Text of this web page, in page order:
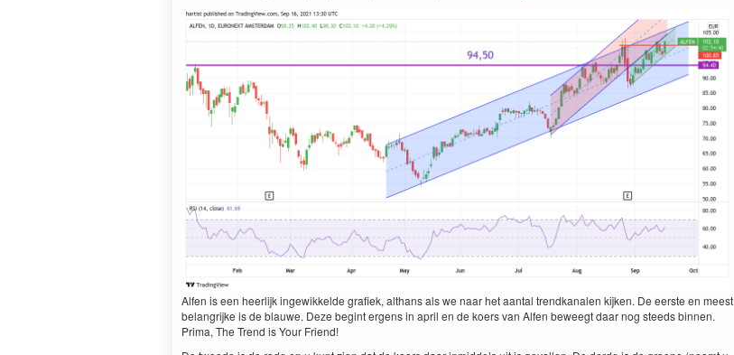
Alfen is een heerlijk ingewikkelde grafiek, althans als we naar het aantal trendkanalen kijken. De eerste en meest
belangrijke is de blauwe. Deze begint ergens in april en de koers van Alfen beweegt daar nog steeds binnen.
Prima, The Trend is Your Friend!